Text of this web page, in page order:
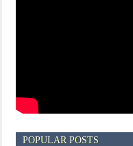
POPULAR POSTS